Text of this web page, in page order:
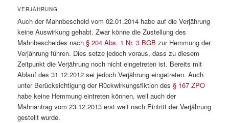
VERJÄHRUNG
Auch der Mahnbescheid vom 02.01.2014 habe auf die Verjährung
keine Auswirkung gehabt. Zwar könne die Zustellung des
Mahnbescheides nach§ 204 Abs. 1 Nr. 3 BGB zur Hemmung der
Verjährung führen. Dies setze jedoch voraus, dass zu diesem
Zeitpunkt die Verjährung noch nicht eingetreten ist. Bereits mit
Ablauf des 31.12.2012 sei jedoch Verjährung eingetreten. Auch
unter Berücksichtigung der Rückwirkungsfiktion des§ 167 ZPO
habe keine Hemmung eintreten können, weil auch der
Mahnantrag vom 23.12.2013 erst weit nach Eintritt der Verjährung
gestellt wurde.